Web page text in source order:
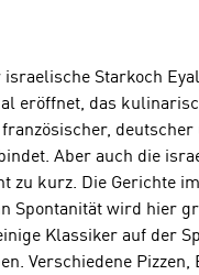
israelische Starkoch
eröffnet, das
Aber auch die
zu kurz. Die Gerichte
Spontanität wird hier
Klassiker auf der
Verschiedene